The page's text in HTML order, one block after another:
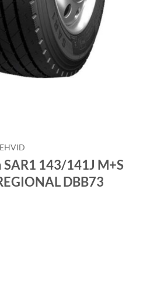
SAR1 143/141J M+S
DBB73